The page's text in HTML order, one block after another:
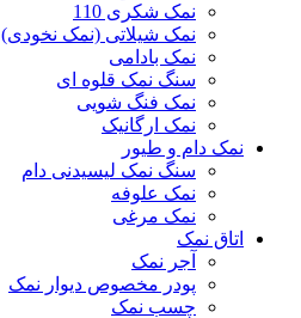
نمک شکری 110
نمک شیلاتی (نمک نخودی)
نمک بادامی
سنگ نمک قلوه ای
نمک فنگ شویی
نمک ارگانیک
نمک دام و طیور
سنگ نمک لیسیدنی دام
نمک علوفه
نمک مرغی
اتاق نمک
آجر نمک
پودر مخصوص دیوار نمک
چسب نمک